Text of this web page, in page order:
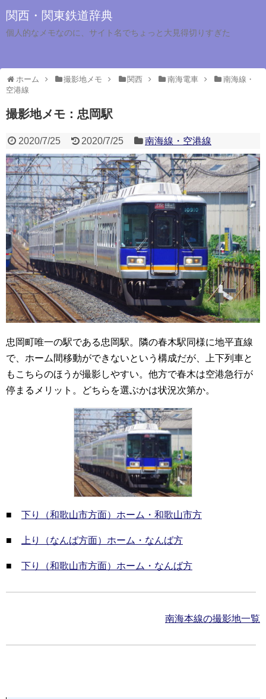
関西・関東鉄道辞典
個人的なメモなのに、サイト名でちょっと大見得切りすぎた
ホーム 撮影地メモ 関西 南海電車
南海線・
空港線
撮影地メモ：忠岡駅
2020/7/25 2020/7/25 南海線・空港線
忠岡町唯一の駅である忠岡駅。隣の春木駅同様に地平直線
で、ホーム間移動ができないという構成だが、上下列車と
もこちらのほうが撮影しやすい。他方で春木は空港急行が
停まるメリット。どちらを選ぶかは状況次第か。
■ 下り（和歌山市方面）ホーム・和歌山市方
■ 上り（なんば方面）ホーム・なんば方
■ 下り（和歌山市方面）ホーム・なんば方
南海本線の撮影地一覧